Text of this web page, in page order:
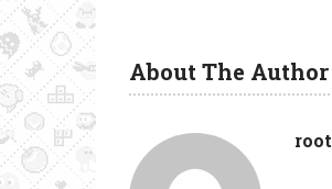
About The Author
root